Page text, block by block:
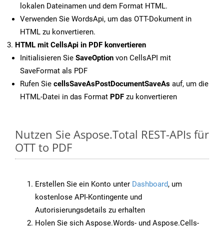
lokalen Dateinamen und dem Format HTML.
Verwenden Sie WordsApi, um das OTT-Dokument in
HTML zu konvertieren.
HTML mit CellsApi in PDF konvertieren
Initialisieren Sie SaveOption von CellsAPI mit
SaveFormat als PDF
Rufen Sie cellsSaveAsPostDocumentSaveAs auf, um die
HTML-Datei in das Format PDF zu konvertieren
Nutzen Sie Aspose.Total REST-APIs für
OTT to PDF
Erstellen Sie ein Konto unter Dashboard, um
kostenlose API-Kontingente und
Autorisierungsdetails zu erhalten
Holen Sie sich Aspose.Words- und Aspose.Cells-